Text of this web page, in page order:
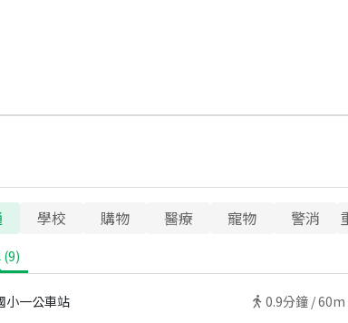
學校 購物 醫療 寵物 警消
(9)
小一公車站 0.9分鐘 /60m